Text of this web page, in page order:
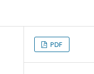
PDF